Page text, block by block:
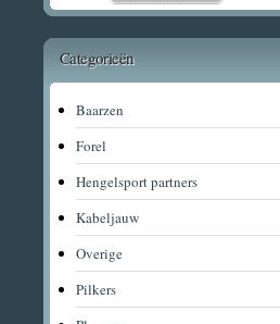
Categorieën
Baarzen
Forel
Hengelsport partners
Kabeljauw
Overige
Pilkers